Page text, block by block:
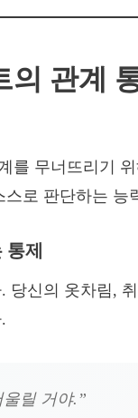
의 관계
를 무너뜨리기
로 판단하는 능
제
당신의 옷차림,
릴 거야.”